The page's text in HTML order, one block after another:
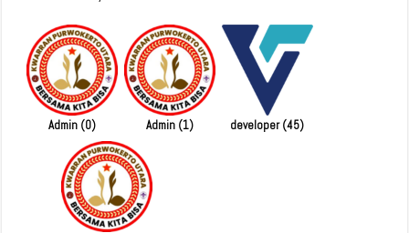
Admin (0) Admin (1) developer(45)